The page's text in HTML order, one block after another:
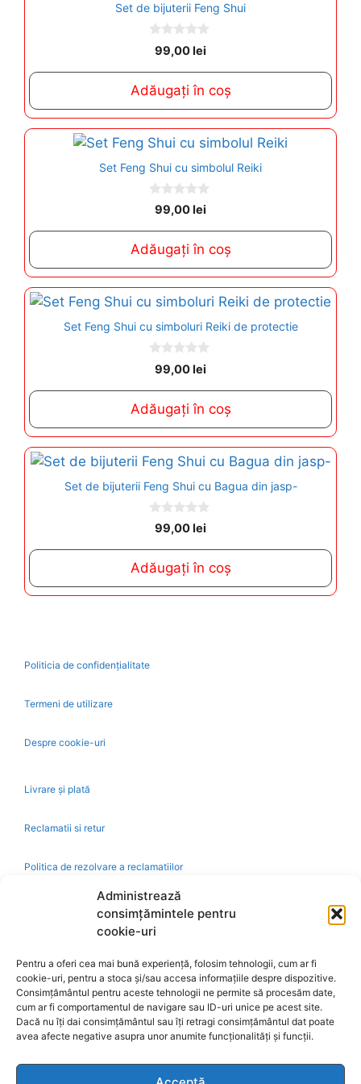
Administrează
consimțămintele pentru
cookie-uri
Pentru a oferi cea mai bună experiență, folosim tehnologii, cum ar fi
cookie-uri, pentru a stoca și/sau accesa informațiile despre dispozitive.
Consimțământul pentru aceste tehnologii ne permite să procesăm date,
cum ar fi comportamentul de navigare sau ID-uri unice pe acest site.
Dacă nu îți dai consimțământul sau îți retragi consimțământul dat poate
avea afecte negative asupra unor anumite funcționalități și funcții.
Set de bijuterii Feng Shui
o
5
99,00lei
Adăugați în coș
Set Feng Shui cu simbolul Reiki
0
o
5
99,00lei
Adăugați în coș
Set Feng Shui cu simboluri Reiki de protectie
0
o
5
99,00lei
Adăugați în coș
Set de bijuterii Feng Shui cu Bagua din jasp-
0
o
5
99,00 lei
Adăugați în coș
Politicia de confidențialitate
Termeni de utilizare
Despre cookie-uri
Livrare și plată
Reclamatii si retur
Politica de rezolvare a reclamatiilor
Identificare firma
Retragere din contract